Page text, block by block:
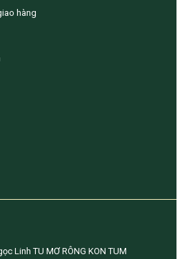
hàng
Linh TU MƠ RÔNG KON TUM